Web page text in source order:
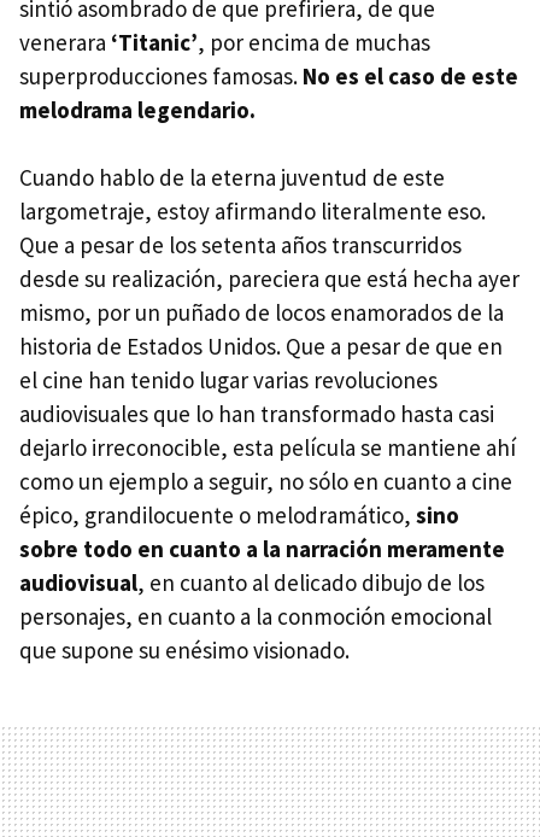
sintió asombrado de que prefiriera, de que
venerara ‘Titanic’, por encima de muchas
superproducciones famosas. No es el caso de este
melodrama legendario.
Cuando hablo de la eterna juventud de este
largometraje, estoy afirmando literalmente eso.
Que a pesar de los setenta años transcurridos
desde su realización, pareciera que está hecha ayer
mismo, por un puñado de locos enamorados de la
historia de Estados Unidos. Que a pesar de que en
el cine han tenido lugar varias revoluciones
audiovisuales que lo han transformado hasta casi
dejarlo irreconocible, esta película se mantiene ahí
como un ejemplo a seguir, no sólo en cuanto a cine
épico, grandilocuente o melodramático, sino
sobre todo en cuanto a la narración meramente
audiovisual, en cuanto al delicado dibujo de los
personajes, en cuanto a la conmoción emocional
que supone su enésimo visionado.